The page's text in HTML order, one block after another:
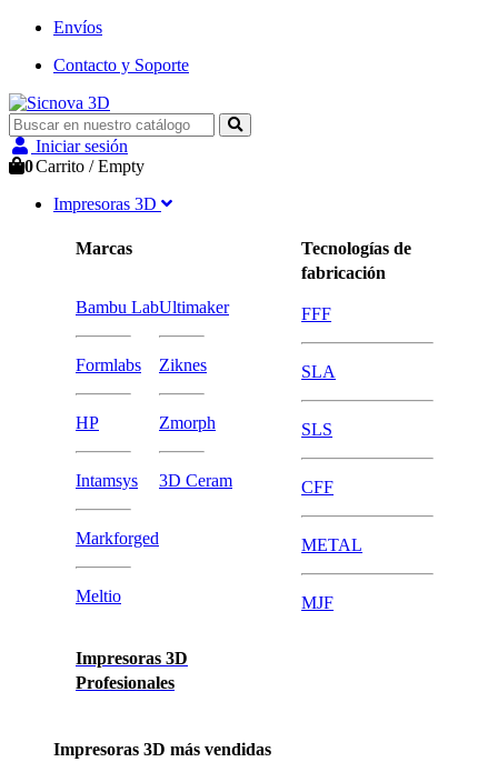
Envíos
Contacto y Soporte
Iniciar sesión
0Carrito /Empty
Impresoras 3D
Marcas
Bambu Lab
Formlabs
HP
Intamsys
Markforged
Meltio
Ultimaker
Ziknes
Zmorph
3D Ceram
Impresoras 3D
Profesionales
Tecnologías de
fabricación
FFF
SLA
SLS
CFF
METAL
MJF
Impresoras 3D más vendidas